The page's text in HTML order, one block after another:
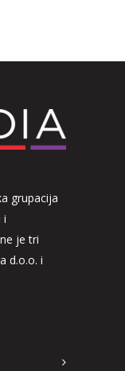
grupacija
i
je tri
d.o.o. i